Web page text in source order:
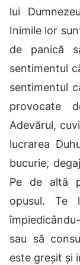
lui
Inimile lor
de panică
sentimentul
sentimentul
provocate
Adevărul,
lucrarea
bucurie,
Pe de altă
opusul. Te
sau să
este greșit și